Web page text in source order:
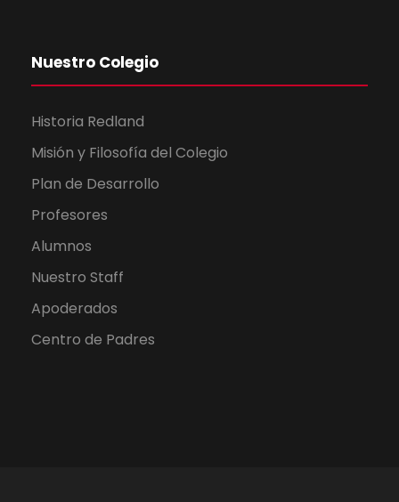
Nuestro Colegio
Historia Redland
Misión y Filosofía del Colegio
Plan de Desarrollo
Profesores
Alumnos
Nuestro Staff
Apoderados
Centro de Padres